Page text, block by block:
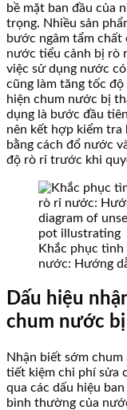
bề mặt ban đầu của
trọng. Nhiều sản
bước ngâm tẩm
nước tiểu cảnh bị rò
việc sử dụng nước
cũng làm tăng tốc
hiện chum nước bị
dụng là bước đầu
nên kết hợp kiểm
bằng cách đổ nước
độ rò rỉ trước khi
Khắc phục
nước: Hướng
Dấu hiệu
chum nước
Nhận biết sớm
tiết kiệm chi phí sửa
qua các dấu hiệu
bình thường của